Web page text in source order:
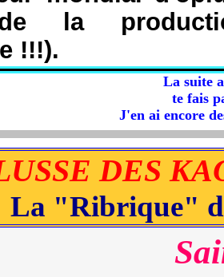
la
!!!).
La suite
te fais
J'en ai encore
DES
La "Ribrique"